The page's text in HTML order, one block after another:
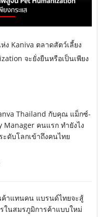
ง Kaniva ตลาดสัตว์เลี้ยง
จะยั่งยืนหรือเป็นเพียง
Thailand กับคุณ แม็กซ์-
Manager คนแรก ทำยังไง
ดับโลกเข้าถึงคนไทย
ค้าแทนคน แบรนด์ไทยจะสู้
ในสมรภูมิการค้าแบบใหม่